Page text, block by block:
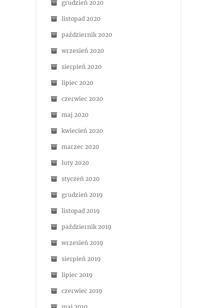
grudzień 2020
listopad 2020
październik 2020
wrzesień 2020
sierpień 2020
lipiec 2020
czerwiec 2020
maj 2020
kwiecień 2020
marzec 2020
luty 2020
styczeń 2020
grudzień 2019
listopad 2019
październik 2019
wrzesień 2019
sierpień 2019
lipiec 2019
czerwiec 2019